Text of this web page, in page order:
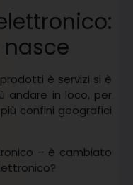
nasce
è servizi si è
andare in loco, per
confini geografici
– è cambiato